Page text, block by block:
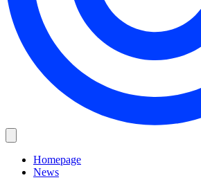
Homepage
News